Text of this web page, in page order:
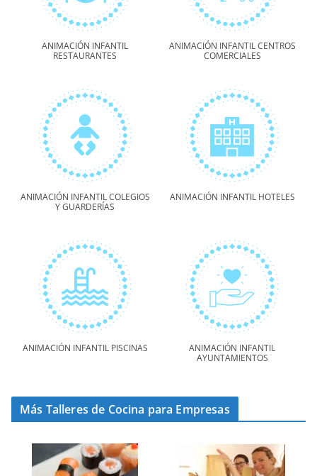
ANIMACIÓN INFANTIL
RESTAURANTES
ANIMACIÓN INFANTIL CENTROS
COMERCIALES
ANIMACIÓN INFANTIL COLEGIOS
Y GUARDERÍAS
ANIMACIÓN INFANTIL HOTELES
ANIMACIÓN INFANTIL PISCINAS
ANIMACIÓN INFANTIL
AYUNTAMIENTOS
Más Talleres de Cocina para Empresas